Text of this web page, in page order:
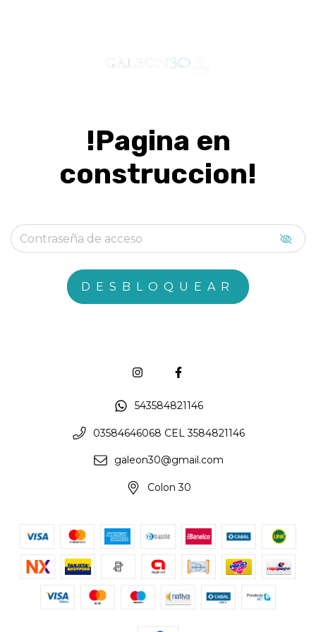
!Pagina en
construccion!
543584821146
03584646068 CEL 3584821146
galeon30@gmail.com
Colon 30